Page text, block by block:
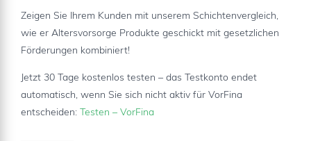
Zeigen Sie Ihrem Kunden mit unserem Schichtenvergleich,
wie er Altersvorsorge Produkte geschickt mit gesetzlichen
Förderungen kombiniert!
Jetzt 30 Tage kostenlos testen – das Testkonto endet
automatisch, wenn Sie sich nicht aktiv für VorFina
entscheiden: Testen – VorFina